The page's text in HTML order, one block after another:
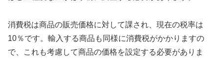
消費税は商品の販売価格に対して課され、現在の税率は
10％です。輸入する商品も同様に消費税がかかりますの
で、これも考慮して商品の価格を設定する必要がありま